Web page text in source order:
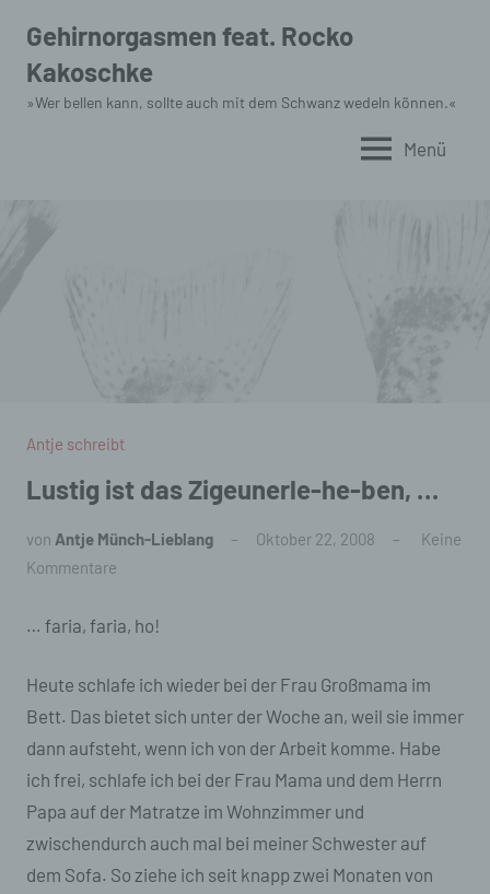
Inhalt
springen
Gehirnorgasmen feat. Rocko
Kakoschke
»Wer bellen kann, sollte auch mit dem Schwanz wedeln können.«
Menü
Antje schreibt
Lustig ist das Zigeunerle-he-ben, …
von Antje Münch-Lieblang Oktober 22, 2008
Keine
Kommentare
… faria, faria, ho!
Heute schlafe ich wieder bei der Frau Großmama im
Bett. Das bietet sich unter der Woche an, weil sie immer
dann aufsteht, wenn ich von der Arbeit komme. Habe
ich frei, schlafe ich bei der Frau Mama und dem Herrn
Papa auf der Matratze im Wohnzimmer und
zwischendurch auch mal bei meiner Schwester auf
dem Sofa. So ziehe ich seit knapp zwei Monaten von